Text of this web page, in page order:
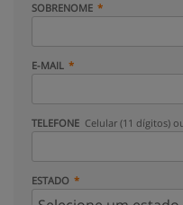
SOBRENOME
E-MAIL
TELEFONE Celular (11 dígitos)
ESTADO